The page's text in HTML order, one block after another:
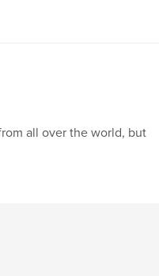
all over the world, but